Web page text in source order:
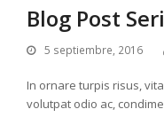
Blog Post
5 septiembre, 2016
In ornare turpis risus,
volutpat odio ac,